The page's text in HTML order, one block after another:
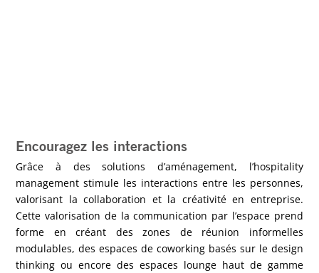
Encouragez les interactions
Grâce à des solutions d’aménagement, l’hospitality
management stimule les interactions entre les personnes,
valorisant la collaboration et la créativité en entreprise.
Cette valorisation de la communication par l’espace prend
forme en créant des zones de réunion informelles
modulables, des espaces de coworking basés sur le design
thinking ou encore des espaces lounge haut de gamme